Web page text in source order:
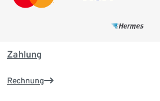
Zahlung
Rechnung